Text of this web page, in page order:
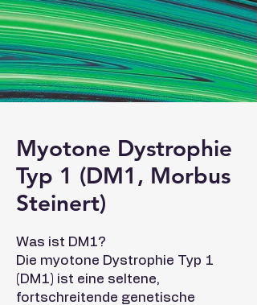
Myotone Dystrophie
Typ 1 (DM1, Morbus
Steinert)
Was ist DM1?
Die myotone Dystrophie Typ 1
(DM1) ist eine seltene,
fortschreitende genetische